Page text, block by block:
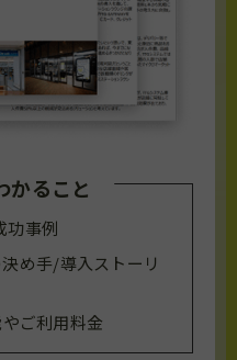
かること
功事例
め手/導入ストーリ
ご利用料金